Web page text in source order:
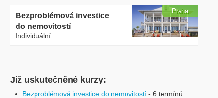
Bezproblémová investice
do nemovitostí
Individuální
Praha
Již uskutečněné kurzy:
Bezproblémová investice do nemovitostí - 6 termínů